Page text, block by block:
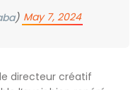
) May 7, 2024
directeur créatif